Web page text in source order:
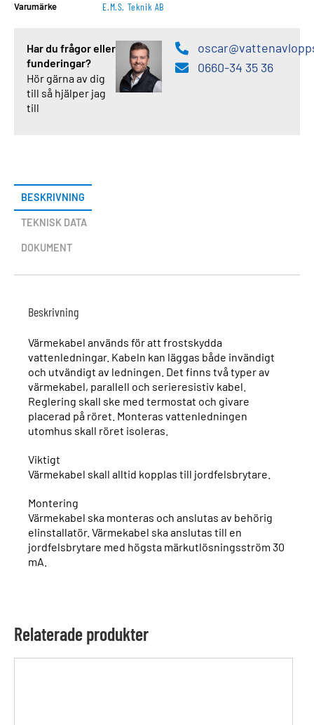
Varumärke E.M.S. Teknik AB
Har du frågor eller
funderingar?
Hör gärna av dig
till så hjälper jag
till
0660-34 35 36
BESKRIVNING
TEKNISK DATA
DOKUMENT
Beskrivning
Värmekabel används för att frostskydda
vattenledningar. Kabeln kan läggas både invändigt
och utvändigt av ledningen. Det finns två typer av
värmekabel, parallell och serieresistiv kabel.
Reglering skall ske med termostat och givare
placerad på röret. Monteras vattenledningen
utomhus skall röret isoleras.
Viktigt
Värmekabel skall alltid kopplas till jordfelsbrytare.
Montering
Värmekabel ska monteras och anslutas av behörig
elinstallatör. Värmekabel ska anslutas till en
jordfelsbrytare med högsta märkutlösningsström 30
mA.
Relaterade produkter